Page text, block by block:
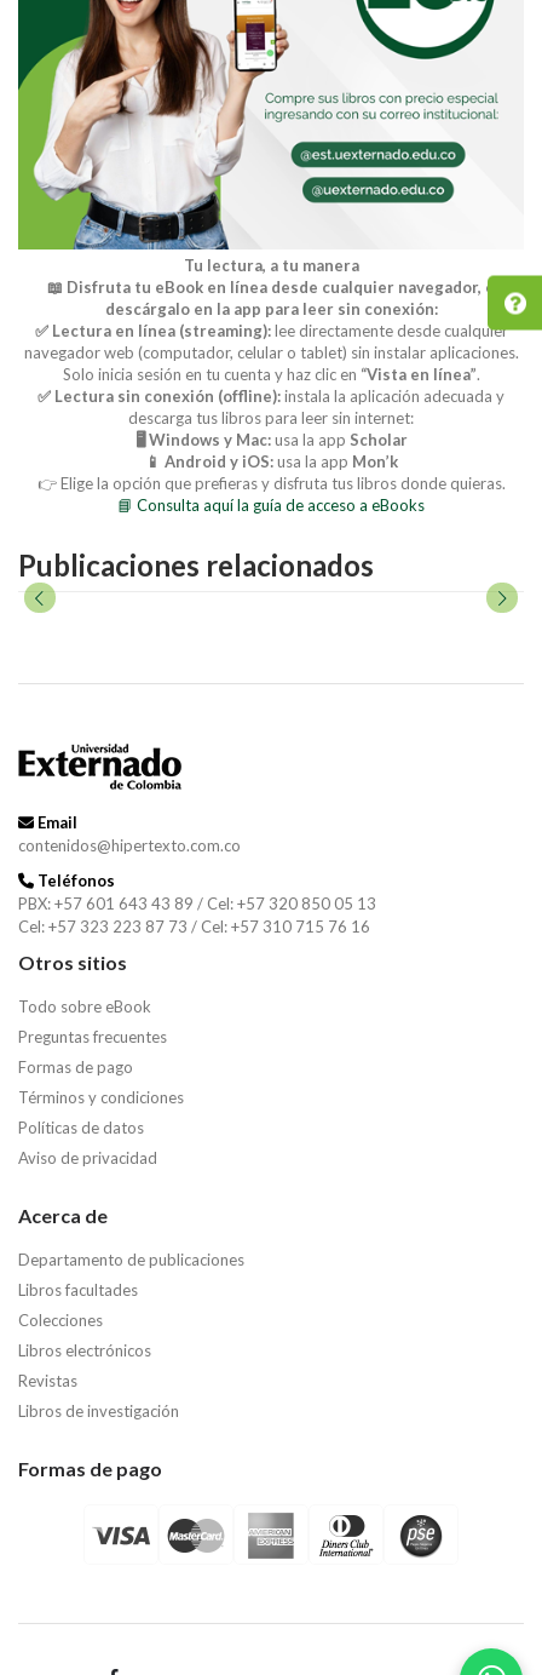
Tu lectura, a tu manera
📖 Disfruta tu eBook en línea desde cualquier navegador, o
descárgalo en la app para leer sin conexión:
✅ Lectura en línea (streaming):lee directamente desde cualquier
navegador web (computador, celular o tablet) sin instalar aplicaciones.
Solo inicia sesión en tu cuenta y haz clic en “Vista en línea”.
✅ Lectura sin conexión (offline):instala la aplicación adecuada y
descarga tus libros para leer sin internet:
🖥️ Windows y Mac:usa la app Scholar
📱 Android y iOS:usa la app Mon’k
👉 Elige la opción que prefieras y disfruta tus libros donde quieras.
📘 Consulta aquí la guía de acceso a eBooks
Publicaciones relacionados
Email
contenidos@hipertexto.com.co
Teléfonos
PBX: +57 601 643 43 89 / Cel: +57 320 850 05 13
Cel: +57 323 223 87 73 / Cel: +57 310 715 76 16
Otros sitios
Todo sobre eBook
Preguntas frecuentes
Formas de pago
Términos y condiciones
Políticas de datos
Aviso de privacidad
Acerca de
Departamento de publicaciones
Libros facultades
Colecciones
Libros electrónicos
Revistas
Libros de investigación
Formas de pago